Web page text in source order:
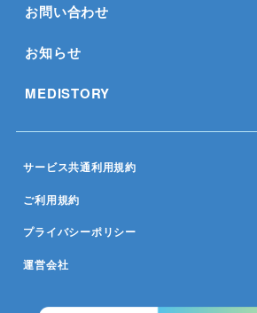
お問い合わせ
お知らせ
MEDISTORY
サービス共通利用規約
ご利用規約
プライバシーポリシー
運営会社